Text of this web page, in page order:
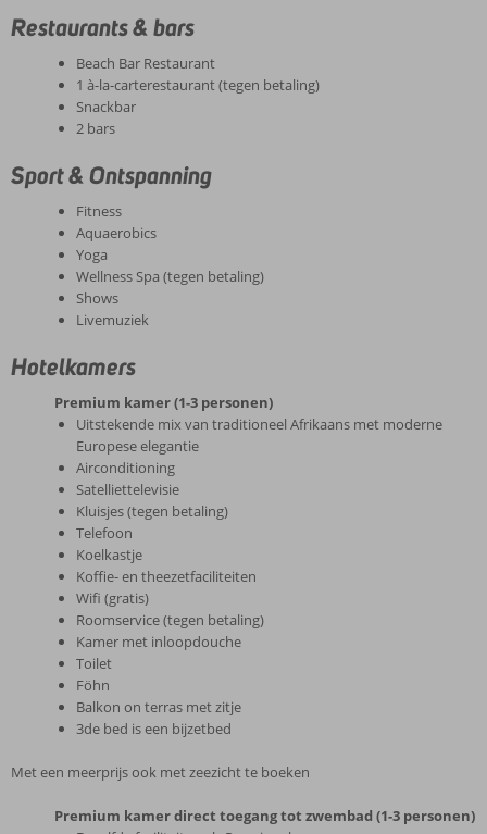
Restaurants & bars
Beach Bar Restaurant
1 à-la-carterestaurant (tegen betaling)
Snackbar
2 bars
Sport & Ontspanning
Fitness
Aquaerobics
Yoga
Wellness Spa (tegen betaling)
Shows
Livemuziek
Hotelkamers
Premium kamer (1-3 personen)
Uitstekende mix van traditioneel Afrikaans met moderne
Europese elegantie
Airconditioning
Satelliettelevisie
Kluisjes (tegen betaling)
Telefoon
Koelkastje
Koffie- en theezetfaciliteiten
Wifi (gratis)
Roomservice (tegen betaling)
Kamer met inloopdouche
Toilet
Föhn
Balkon on terras met zitje
3de bed is een bijzetbed
Met een meerprijs ook met zeezicht te boeken
Premium kamer direct toegang tot zwembad (1-3 personen)